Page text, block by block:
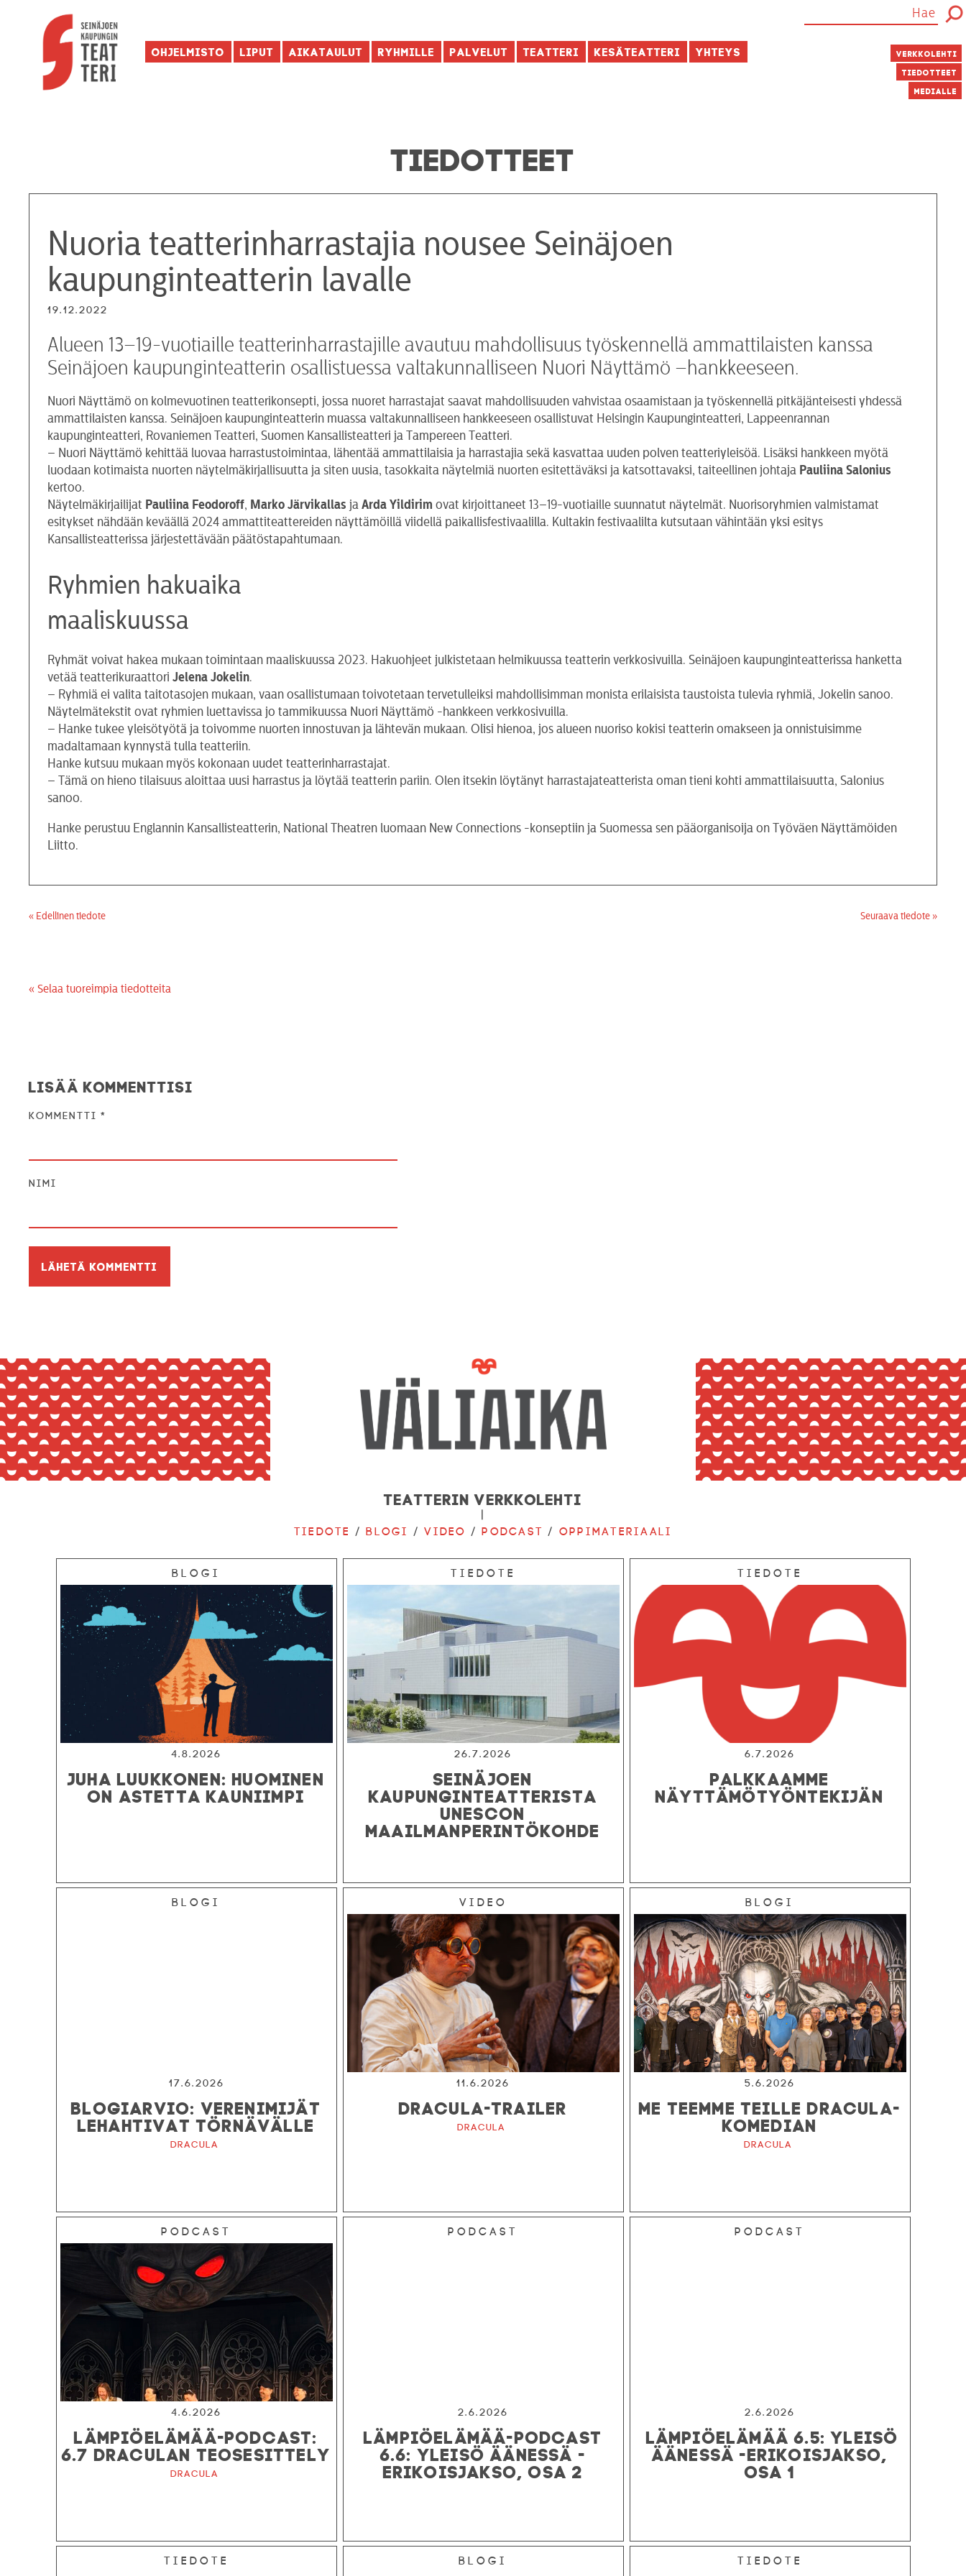
Ohjelmisto Liput Aikataulut Ryhmille Palvelut Teatteri Kesäteatteri Yhteys Verkkolehti
Tiedotteet
Medialle
TIEDOTTEET
Nuoria teatterinharrastajia nousee Seinäjoen
kaupunginteatterin lavalle
19.12.2022
Alueen 13–19-vuotiaille teatterinharrastajille avautuu mahdollisuus työskennellä ammattilaisten kanssa
Seinäjoen kaupunginteatterin osallistuessa valtakunnalliseen Nuori Näyttämö –hankkeeseen.
Nuori Näyttämö on kolmevuotinen teatterikonsepti, jossa nuoret harrastajat saavat mahdollisuuden vahvistaa osaamistaan ja työskennellä pitkäjänteisesti yhdessä
ammattilaisten kanssa. Seinäjoen kaupunginteatterin muassa valtakunnalliseen hankkeeseen osallistuvat Helsingin Kaupunginteatteri, Lappeenrannan
kaupunginteatteri, Rovaniemen Teatteri, Suomen Kansallisteatteri ja Tampereen Teatteri.
– Nuori Näyttämö kehittää luovaa harrastustoimintaa, lähentää ammattilaisia ja harrastajia sekä kasvattaa uuden polven teatteriyleisöä. Lisäksi hankkeen myötä
luodaan kotimaista nuorten näytelmäkirjallisuutta ja siten uusia, tasokkaita näytelmiä nuorten esitettäväksi ja katsottavaksi, taiteellinen johtaja Pauliina Salonius
kertoo.
Näytelmäkirjailijat Pauliina Feodoroff, Marko Järvikallas jaArda Yildirim ovat kirjoittaneet 13–19-vuotiaille suunnatut näytelmät. Nuorisoryhmien valmistamat
esitykset nähdään keväällä 2024 ammattiteattereiden näyttämöillä viidellä paikallisfestivaalilla. Kultakin festivaalilta kutsutaan vähintään yksi esitys
Kansallisteatterissa järjestettävään päätöstapahtumaan.
Ryhmien hakuaika
maaliskuussa
Ryhmät voivat hakea mukaan toimintaan maaliskuussa 2023. Hakuohjeet julkistetaan helmikuussa teatterin verkkosivuilla. Seinäjoen kaupunginteatterissa hanketta
vetää teatterikuraattoriJelena Jokelin.
– Ryhmiä ei valita taitotasojen mukaan, vaan osallistumaan toivotetaan tervetulleiksi mahdollisimman monista erilaisista taustoista tulevia ryhmiä, Jokelin sanoo.
Näytelmätekstit ovat ryhmien luettavissa jo tammikuussa Nuori Näyttämö -hankkeen verkkosivuilla.
– Hanke tukee yleisötyötä ja toivomme nuorten innostuvan ja lähtevän mukaan. Olisi hienoa, jos alueen nuoriso kokisi teatterin omakseen ja onnistuisimme
madaltamaan kynnystä tulla teatteriin.
Hanke kutsuu mukaan myös kokonaan uudet teatterinharrastajat.
– Tämä on hieno tilaisuus aloittaa uusi harrastus ja löytää teatterin pariin. Olen itsekin löytänyt harrastajateatterista oman tieni kohti ammattilaisuutta, Salonius
sanoo.
Hanke perustuu Englannin Kansallisteatterin, National Theatren luomaan New Connections -konseptiin ja Suomessa sen pääorganisoija on Työväen Näyttämöiden
Liitto.
« Edellinen tiedote Seuraava tiedote »
« Selaa tuoreimpia tiedotteita
Lisää kommenttisi
Kommentti*
Nimi
Teatterin verkkolehti
|
Tiedote /Blogi /Video /Podcast / Oppimateriaali
Blogi
4.8.2026
JUHA LUUKKONEN: HUOMINEN
ON ASTETTA KAUNIIMPI
Tiedote
26.7.2026
SEINÄJOEN
KAUPUNGINTEATTERISTA
UNESCON
MAAILMANPERINTÖKOHDE
Tiedote
6.7.2026
PALKKAAMME
NÄYTTÄMÖTYÖNTEKIJÄN
Blogi
17.6.2026
BLOGIARVIO: VERENIMIJÄT
LEHAHTIVAT TÖRNÄVÄLLE
Dracula
Video
11.6.2026
DRACULA-TRAILER
Dracula
Blogi
5.6.2026
ME TEEMME TEILLE DRACULA-
KOMEDIAN
Dracula
Podcast
4.6.2026
LÄMPIÖELÄMÄÄ-PODCAST:
6.7 DRACULAN TEOSESITTELY
Dracula
Podcast
2.6.2026
LÄMPIÖELÄMÄÄ-PODCAST
6.6: YLEISÖ ÄÄNESSÄ -
ERIKOISJAKSO, OSA 2
Podcast
2.6.2026
LÄMPIÖELÄMÄÄ 6.5: YLEISÖ
ÄÄNESSÄ -ERIKOISJAKSO,
OSA 1
Tiedote Blogi Tiedote